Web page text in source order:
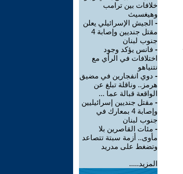
خلافات بين ترامب
وهيغسيث
- الجيش الإسرائيلي يعلن
مقتل جنديين وإصابة 4
جنوب لبنان
- فانس يؤكد وجود
اختلافات في الرأي مع
نتنياهو
- دوي انفجارين في مضيق
هرمز.. وناقلة تبلغ عن
الواقعة قبالة عما ...
- مقتل جنديين إسرائيليين
وإصابة 4 بمعارك في
جنوب لبنان
- مئات القاصرين بلا
مأوى.. أزمة سبتة تتصاعد
وتضغط على مدريد
المزيد.....